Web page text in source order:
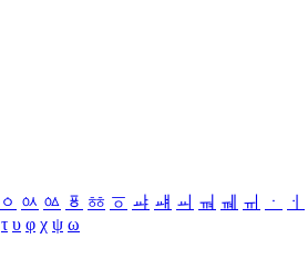
ㆁ ㆂ ㆃ ㆄ ㆅ ㆆ ㆇ ㆈ ㆉ ㆊ ㆋ ㆌ ㆍ
ㆎ
τ υ φ χ ψ ω